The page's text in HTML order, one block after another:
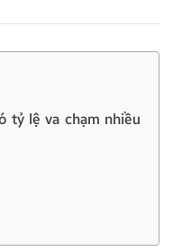
tỷ lệ va chạm nhiều